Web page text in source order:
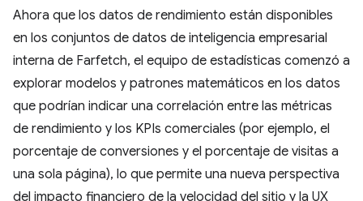
Ahora que los datos de rendimiento están disponibles
en los conjuntos de datos de inteligencia empresarial
interna de Farfetch, el equipo de estadísticas comenzó a
explorar modelos y patrones matemáticos en los datos
que podrían indicar una correlación entre las métricas
de rendimiento y los KPIs comerciales (por ejemplo, el
porcentaje de conversiones y el porcentaje de visitas a
una sola página), lo que permite una nueva perspectiva
del impacto financiero de la velocidad del sitio y la UX